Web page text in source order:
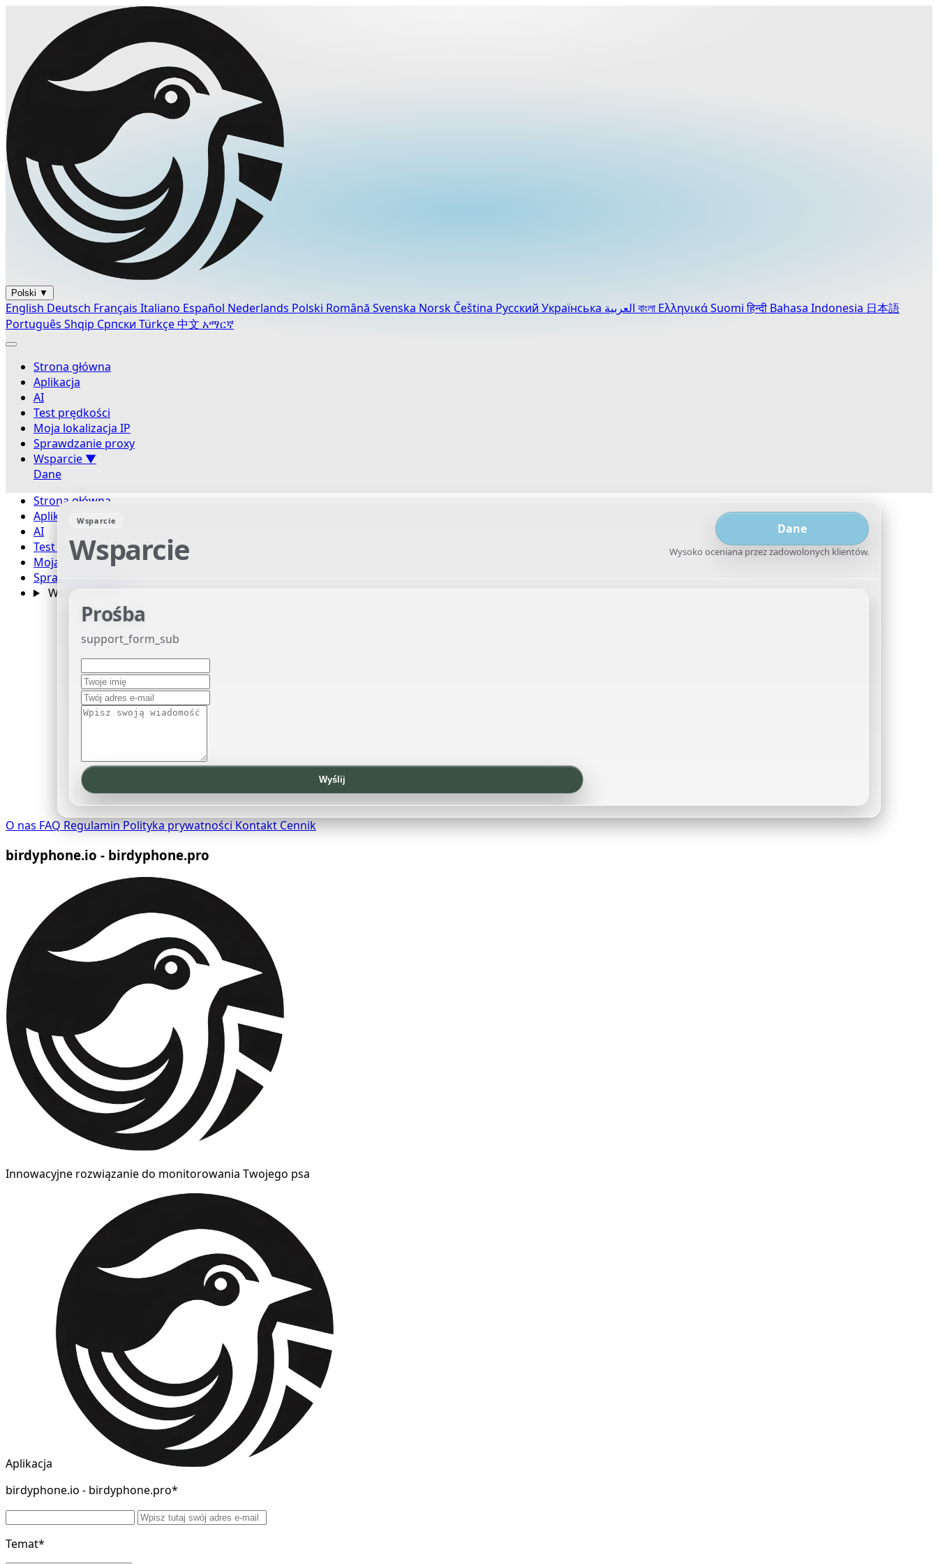
Polski ▼
English Deutsch Français Italiano Español Nederlands Polski Română Svenska Norsk Čeština Русский Українська বাংলা ΕλληνικάSuomiहिन्दी Bahasa Indonesia 日本語
Português Shqip Српски Türkçe中文 አማርኛ
Strona główna
Aplikacja
AI
Test prędkości
Moja lokalizacja IP
Sprawdzanie proxy
Wsparcie ▼
Dane
Strona główna
Aplikacja
AI
Test prędkości
Moja lokalizacja IP
Sprawdzanie proxy
Wsparcie▼
Wsparcie
Wsparcie
Dane
Wysoko oceniana przez zadowolonych klientów.
Prośba
support_form_sub
Wyślij
O nas FAQ RegulaminPolityka prywatnościKontaktCennik
birdyphone.io - birdyphone.pro
Innowacyjne rozwiązanie do monitorowania Twojego psa
Aplikacja
birdyphone.io - birdyphone.pro*
Temat*